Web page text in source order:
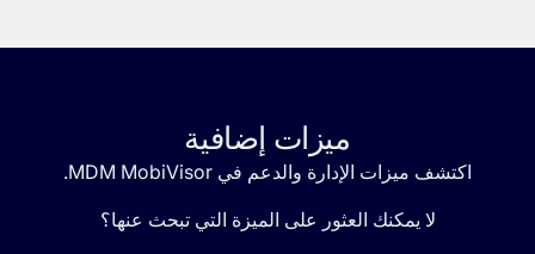
ميزات إضافية
اكتشف ميزات الإدارة والدعم في MobiVisor
MDM.
لا يمكنك العثور على الميزة التي تبحث عنها؟